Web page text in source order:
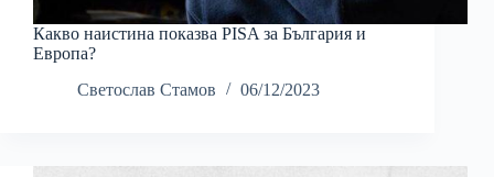
Какво наистина показва PISA за България и
Европа?
Светослав Стамов
06/12/2023